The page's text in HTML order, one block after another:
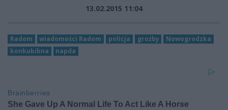
13.02.2015 11:04
Radom wiadomości Radom policja groźby
Nowogrodzka
konkubibna
napda